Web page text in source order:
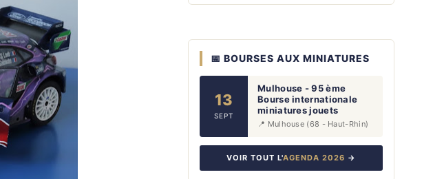
📅 BOURSES AUX MINIATURES
13
SEPT
Mulhouse - 95 ème
Bourse internationale
miniatures jouets
📍 Mulhouse (68 - Haut-Rhin)
VOIR TOUT L'AGENDA 2026 →